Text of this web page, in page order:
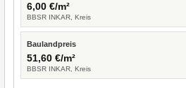
6,00 €/m²
BBSR INKAR, Kreis
Baulandpreis
51,60 €/m²
BBSR INKAR, Kreis